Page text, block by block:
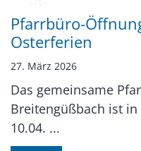
Pfarrbüro-
Osterferien
27. März 2026
Das gemeinsame
Breitengüßbach ist
10.04. ...